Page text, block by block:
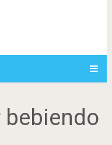
bebiendo